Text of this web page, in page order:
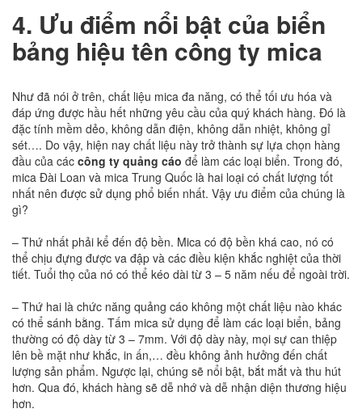
4. Ưu điểm nổi bật của biển
bảng hiệu tên công ty mica
Như đã nói ở trên, chất liệu mica đa năng, có thể tối ưu hóa và
đáp ứng được hầu hết những yêu cầu của quý khách hàng. Đó là
đặc tính mềm dẻo, không dẫn điện, không dẫn nhiệt, không gỉ
sét…. Do vậy, hiện nay chất liệu này trở thành sự lựa chọn hàng
đầu của các công ty quảng cáo để làm các loại biển. Trong đó,
mica Đài Loan và mica Trung Quốc là hai loại có chất lượng tốt
nhất nên được sử dụng phổ biến nhất. Vậy ưu điểm của chúng là
gì?
– Thứ nhất phải kể đến độ bền. Mica có độ bền khá cao, nó có
thể chịu đựng được va đập và các điều kiện khắc nghiệt của thời
tiết. Tuổi thọ của nó có thể kéo dài từ 3 – 5 năm nếu để ngoài trời.
– Thứ hai là chức năng quảng cáo không một chất liệu nào khác
có thể sánh bằng. Tấm mica sử dụng để làm các loại biển, bảng
thường có độ dày từ 3 – 7mm. Với độ dày này, mọi sự can thiệp
lên bề mặt như khắc, in ấn,… đều không ảnh hưởng đến chất
lượng sản phẩm. Ngược lại, chúng sẽ nổi bật, bắt mắt và thu hút
hơn. Qua đó, khách hàng sẽ dễ nhớ và dễ nhận diện thương hiệu
hơn.